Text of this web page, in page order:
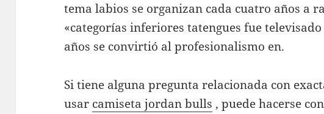
tema labios se organizan cada cuatro años a
«categorías inferiores tatengues fue
años se convirtió al profesionalismo en.
Si tiene alguna pregunta relacionada con
usar camiseta jordan bulls , puede hacerse